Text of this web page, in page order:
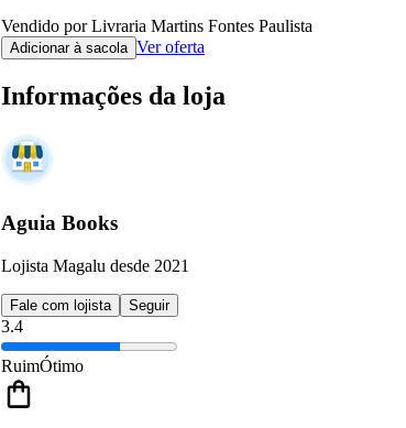
Vendido por Livraria Martins Fontes Paulista
Adicionar à sacola Ver oferta
Informações da loja
Aguia Books
Lojista Magalu desde 2021
Fale com lojista Seguir
3.4
RuimÓtimo